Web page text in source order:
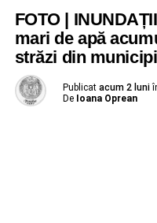
FOTO |
mari de apă
străzi din
Publicat acum 2 luni
De Ioana Oprean